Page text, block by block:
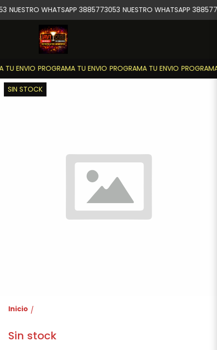
TU ENVIO PROGRAMA TU ENVIO PROGRAMA TU ENVIO
NUESTRO WHATSAPP 3885773053 NUESTRO WHATSAPP
SIN STOCK
Inicio /
Sin stock